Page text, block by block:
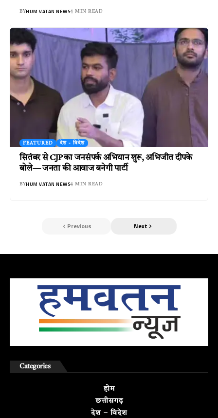
BYHUM VATAN NEWS4 MIN READ
FEATURED देश - विदेश
सितंबर से CJP का जनसंपर्क अभियान शुरू, अभिजीत दीपके
बोले— जनता की आवाज बनेगी पार्टी
BYHUM VATAN NEWS4 MIN READ
Previous Next
Categories
होम
छत्तीसगढ़
देश – विदेश